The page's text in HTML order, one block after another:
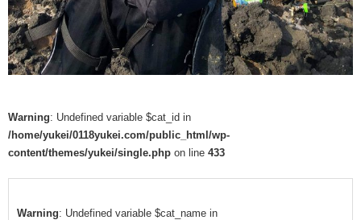
Warning: Undefined variable $cat_id in
/home/yukei/0118yukei.com/public_html/wp-
content/themes/yukei/single.php on line 433
Warning: Undefined variable $cat_name in